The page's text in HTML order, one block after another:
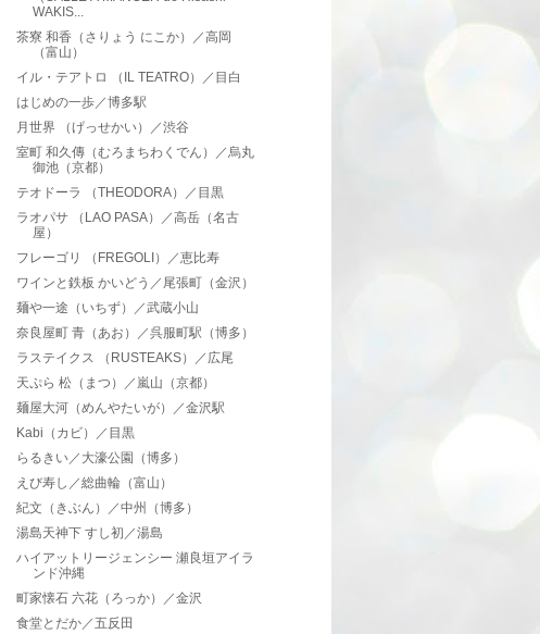
WAKIS...
茶寮 和香（さりょう にこか）／高岡
（富山）
イル・テアトロ （IL TEATRO）／目白
はじめの一歩／博多駅
月世界 （げっせかい）／渋谷
室町 和久傳（むろまちわくでん）／烏丸
御池（京都）
テオドーラ （THEODORA）／目黒
ラオパサ （LAO PASA）／高岳（名古
屋）
フレーゴリ （FREGOLI）／恵比寿
ワインと鉄板 かいどう／尾張町（金沢）
麺や一途（いちず）／武蔵小山
奈良屋町 青（あお）／呉服町駅（博多）
ラステイクス （RUSTEAKS）／広尾
天ぷら 松（まつ）／嵐山（京都）
麺屋大河（めんやたいが）／金沢駅
Kabi（カビ）／目黒
らるきい／大濠公園（博多）
えび寿し／総曲輪（富山）
紀文（きぶん）／中州（博多）
湯島天神下 すし初／湯島
ハイアットリージェンシー 瀬良垣アイラ
ンド沖縄
町家懐石 六花（ろっか）／金沢
食堂とだか／五反田